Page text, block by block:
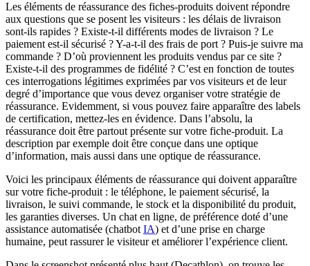
Les éléments de réassurance des fiches-produits doivent répondre
aux questions que se posent les visiteurs : les délais de livraison
sont-ils rapides ? Existe-t-il différents modes de livraison ? Le
paiement est-il sécurisé ? Y-a-t-il des frais de port ? Puis-je suivre ma
commande ? D’où proviennent les produits vendus par ce site ?
Existe-t-il des programmes de fidélité ? C’est en fonction de toutes
ces interrogations légitimes exprimées par vos visiteurs et de leur
degré d’importance que vous devez organiser votre stratégie de
réassurance. Evidemment, si vous pouvez faire apparaître des labels
de certification, mettez-les en évidence. Dans l’absolu, la
réassurance doit être partout présente sur votre fiche-produit. La
description par exemple doit être conçue dans une optique
d’information, mais aussi dans une optique de réassurance.
Voici les principaux éléments de réassurance qui doivent apparaître
sur votre fiche-produit : le téléphone, le paiement sécurisé, la
livraison, le suivi commande, le stock et la disponibilité du produit,
les garanties diverses. Un chat en ligne, de préférence doté d’une
assistance automatisée (chatbot IA) et d’une prise en charge
humaine, peut rassurer le visiteur et améliorer l’expérience client.